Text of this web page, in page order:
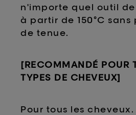
n'importe quel outil
à partir de 150°C sans
de tenue.
[RECOMMANDÉ POUR
TYPES DE CHEVEUX]
Pour tous les cheveux.